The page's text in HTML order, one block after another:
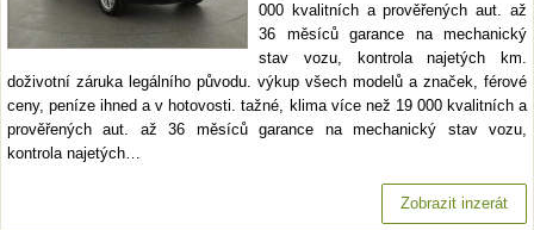
000 kvalitních a prověřených aut. až
36 měsíců garance na mechanický
stav vozu, kontrola najetých km.
doživotní záruka legálního původu. výkup všech modelů a značek, férové
ceny, peníze ihned a v hotovosti. tažné, klima více než 19 000 kvalitních a
prověřených aut. až 36 měsíců garance na mechanický stav vozu,
kontrola najetých…
Zobrazit inzerát